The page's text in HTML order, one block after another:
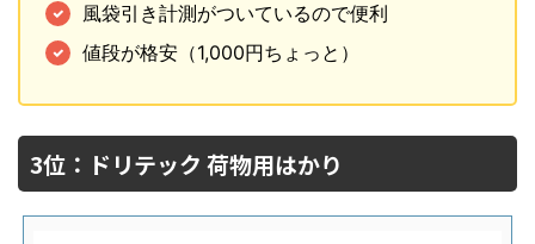
風袋引き計測がついているので便利
値段が格安（1,000円ちょっと）
3位：ドリテック 荷物用はかり